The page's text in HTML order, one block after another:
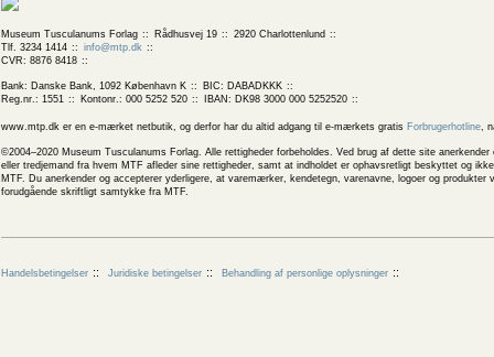
Museum Tusculanums Forlag Rådhusvej 19
2920 Charlottenlund
Tlf. 3234 1414
info@mtp.dk
CVR: 8876 8418
Bank: Danske Bank, 1092 København K
BIC: DABADKKK
Reg.nr.: 1551
Kontonr.: 000 5252 520 IBAN: DK98 3000 000 5252520
www.mtp.dk er en e-mærket netbutik, og derfor har du altid adgang til e-mærkets gratis Forbrugerhotline,
©2004–2020 Museum Tusculanums Forlag. Alle rettigheder forbeholdes. Ved brug af dette site
eller tredjemand fra hvem MTF afleder sine rettigheder, samt at indholdet er ophavsretligt beskyttet og
MTF. Du anerkender og accepterer yderligere, at varemærker, kendetegn, varenavne, logoer og
forudgående skriftligt samtykke fra MTF.
Handelsbetingelser Juridiske betingelser Behandling af personlige oplysninger